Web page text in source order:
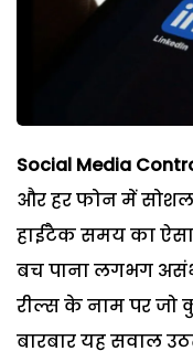
Social Media
और हर फोन में सोशल
हाईटैक समय का ऐसा
बच पाना लगभग
रील्स के नाम पर जो
बारबार यह सवाल